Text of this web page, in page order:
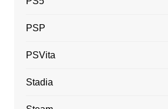
PSP
PSVita
Stadia